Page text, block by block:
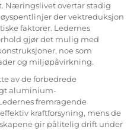
Næringslivet overtar stadig
der vektreduksjon
faktorer. Ledernes
gjør det mulig med
noe som
og miljøpåvirkning.
av de forbedrede
aluminium-
fremragende
kraftforsyning, mens de
gir pålitelig drift under